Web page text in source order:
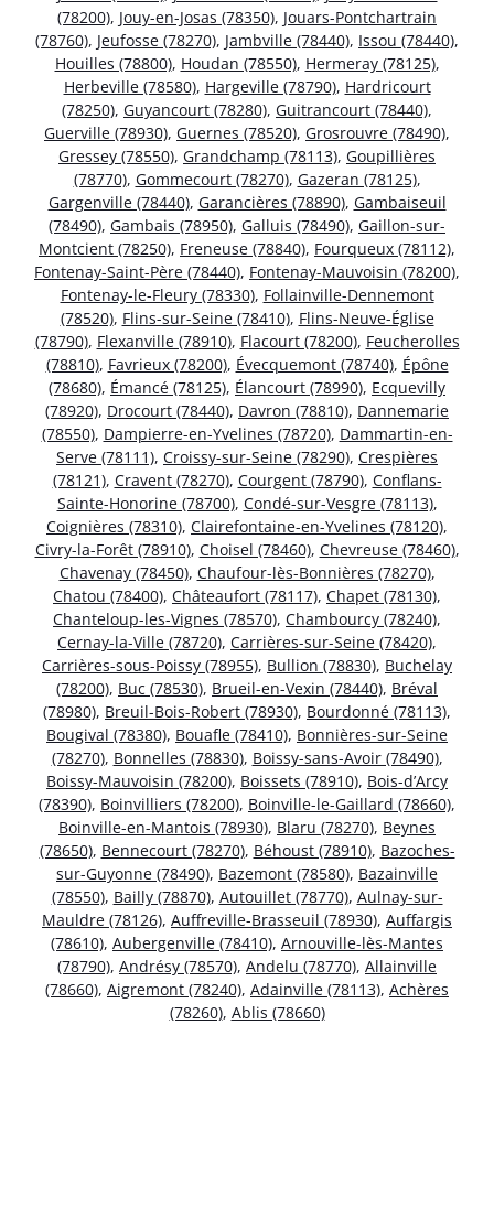
(78200), Jouy-en-Josas (78350), Jouars-Pontchartrain
(78760), Jeufosse (78270), Jambville (78440), Issou (78440),
Houilles (78800), Houdan (78550), Hermeray (78125),
Herbeville (78580), Hargeville (78790), Hardricourt
(78250), Guyancourt (78280), Guitrancourt (78440),
Guerville (78930), Guernes (78520), Grosrouvre (78490),
Gressey (78550), Grandchamp (78113), Goupillières
(78770), Gommecourt (78270), Gazeran (78125),
Gargenville (78440), Garancières (78890), Gambaiseuil
(78490), Gambais (78950), Galluis (78490), Gaillon-sur-
Montcient (78250), Freneuse (78840), Fourqueux (78112),
Fontenay-Saint-Père (78440), Fontenay-Mauvoisin (78200),
Fontenay-le-Fleury (78330), Follainville-Dennemont
(78520), Flins-sur-Seine (78410), Flins-Neuve-Église
(78790), Flexanville (78910), Flacourt (78200), Feucherolles
(78810), Favrieux (78200), Évecquemont (78740), Épône
(78680), Émancé (78125), Élancourt (78990), Ecquevilly
(78920), Drocourt (78440), Davron (78810), Dannemarie
(78550), Dampierre-en-Yvelines (78720), Dammartin-en-
Serve (78111), Croissy-sur-Seine (78290), Crespières
(78121), Cravent (78270), Courgent (78790), Conflans-
Sainte-Honorine (78700), Condé-sur-Vesgre (78113),
Coignières (78310), Clairefontaine-en-Yvelines (78120),
Civry-la-Forêt (78910), Choisel (78460), Chevreuse (78460),
Chavenay (78450), Chaufour-lès-Bonnières (78270),
Chatou (78400), Châteaufort (78117), Chapet (78130),
Chanteloup-les-Vignes (78570), Chambourcy (78240),
Cernay-la-Ville (78720), Carrières-sur-Seine (78420),
Carrières-sous-Poissy (78955), Bullion (78830), Buchelay
(78200), Buc (78530), Brueil-en-Vexin (78440), Bréval
(78980), Breuil-Bois-Robert (78930), Bourdonné (78113),
Bougival (78380), Bouafle (78410), Bonnières-sur-Seine
(78270), Bonnelles (78830), Boissy-sans-Avoir (78490),
Boissy-Mauvoisin (78200), Boissets (78910), Bois-d’Arcy
(78390), Boinvilliers (78200), Boinville-le-Gaillard (78660),
Boinville-en-Mantois (78930), Blaru (78270), Beynes
(78650), Bennecourt (78270), Béhoust (78910), Bazoches-
sur-Guyonne (78490), Bazemont (78580), Bazainville
(78550), Bailly (78870), Autouillet (78770), Aulnay-sur-
Mauldre (78126), Auffreville-Brasseuil (78930), Auffargis
(78610), Aubergenville (78410), Arnouville-lès-Mantes
(78790), Andrésy (78570), Andelu (78770), Allainville
(78660), Aigremont (78240), Adainville (78113), Achères
(78260), Ablis (78660)